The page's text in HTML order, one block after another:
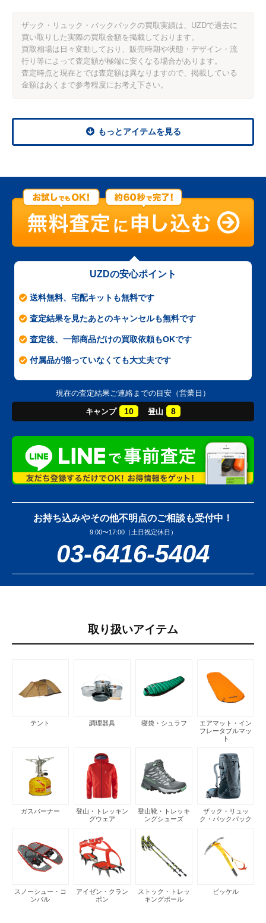
ザック・リュック・バックパックの買取実績は、UZDで過去に
買い取りした実際の買取金額を掲載しております。
買取相場は日々変動しており、販売時期や状態・デザイン・流
行り等によって査定額が極端に安くなる場合があります。
査定時点と現在とでは査定額は異なりますので、掲載している
金額はあくまで参考程度にお考え下さい。
もっとアイテムを見る
UZDの安心ポイント
送料無料、宅配キットも無料です
査定結果を見たあとのキャンセルも無料です
査定後、一部商品だけの買取依頼もOKです
付属品が揃っていなくても大丈夫です
現在の査定結果ご連絡までの目安（営業日）
キャンプ 10 登山 8
お持ち込みやその他不明点のご相談も受付中！
9:00〜17:00（土日祝定休日）
03-6416-5404
取り扱いアイテム
テント 調理器具 寝袋・シュラフ
エアマット・イン
フレータブルマッ
ト
ガスバーナー
登山・トレッキン
グウェア
登山靴・トレッキ
ングシューズ
ザック・リュッ
ク・バックパック
スノーシュー・コ
ンパル
アイゼン・クラン
ポン
ストック・トレッ
キングポール
ピッケル